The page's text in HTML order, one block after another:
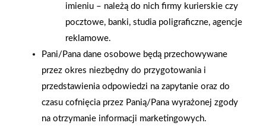
imieniu – należą do nich firmy kurierskie czy
pocztowe, banki, studia poligraficzne, agencje
reklamowe.
Pani/Pana dane osobowe będą przechowywane
przez okres niezbędny do przygotowania i
przedstawienia odpowiedzi na zapytanie oraz do
czasu cofnięcia przez Panią/Pana wyrażonej zgody
na otrzymanie informacji marketingowych.